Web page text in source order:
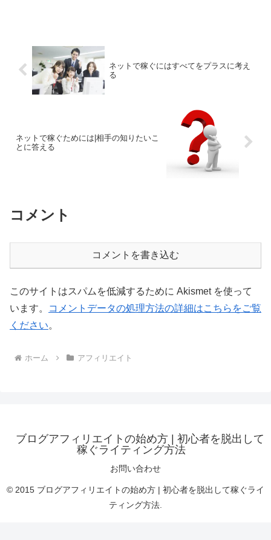
ネットで稼ぐにはすべてをプラスに考え
る
ネットで稼ぐためには|相手の知りたいこ
とに答える
コメント
コメントを書き込む
このサイトはスパムを低減するために Akismet を使って
います。
コメントデータの処理方法の詳細はこちらをご覧
ください。
ホーム アフィリエイト
ブログアフィリエイトの始め方 | 初心者を脱出して
稼ぐライティング方法
お問い合わせ
© 2015 ブログアフィリエイトの始め方 | 初心者を脱出して稼ぐライ
ティング方法.